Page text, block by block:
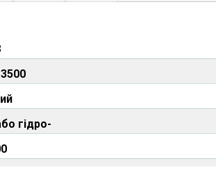
гідро-